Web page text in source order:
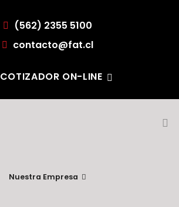
(562) 2355 5100
contacto@fat.cl
COTIZADOR ON-LINE
Nuestra Empresa